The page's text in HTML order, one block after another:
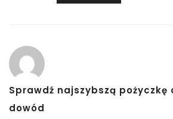
Sprawdź najszybszą pożyczkę
dowód